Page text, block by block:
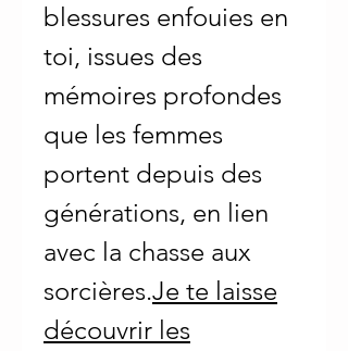
blessures enfouies en
toi, issues des
mémoires profondes
que les femmes
portent depuis des
générations, en lien
avec la chasse aux
sorcières.Je te laisse
découvrir les